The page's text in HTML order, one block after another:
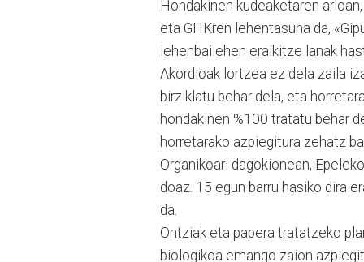
Hondakinen kudeaketaren
eta GHKren lehentasuna da,
lehenbailehen eraikitze lanak
Akordioak lortzea ez dela zaila
birziklatu behar dela, eta
hondakinen %100 tratatu be­har
horretarako azpiegitura zehatz
Organikoari dagokionean,
doaz. 15 egun barru hasiko dira
da.
Ontziak eta papera trata­tzeko
biologikoa emango zaion